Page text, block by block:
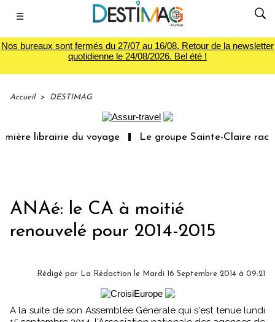
☰
Nos bureaux sont fermés du 27/07 au 16/08. Retour de la newsletter
quotidienne le 24/08/2026. Bel été !
Accueil > DESTIMAG
librairie du voyage Le groupe Sainte-Claire
ANAé: le CA à moitié
renouvelé pour 2014-2015
Rédigé par La Rédaction le Mardi 16 Septembre 2014 à 09:21
A la suite de son Assemblée Générale qui s'est tenue lundi